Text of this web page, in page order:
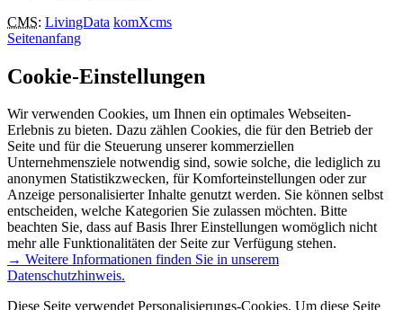
CMS: LivingData komXcms
Seitenanfang
Cookie-Einstellungen
Wir verwenden Cookies, um Ihnen ein optimales Webseiten-
Erlebnis zu bieten. Dazu zählen Cookies, die für den Betrieb der
Seite und für die Steuerung unserer kommerziellen
Unternehmensziele notwendig sind, sowie solche, die lediglich zu
anonymen Statistikzwecken, für Komforteinstellungen oder zur
Anzeige personalisierter Inhalte genutzt werden. Sie können selbst
entscheiden, welche Kategorien Sie zulassen möchten. Bitte
beachten Sie, dass auf Basis Ihrer Einstellungen womöglich nicht
mehr alle Funktionalitäten der Seite zur Verfügung stehen.
→ Weitere Informationen finden Sie in unserem
Datenschutzhinweis.
Diese Seite verwendet Personalisierungs-Cookies. Um diese Seite